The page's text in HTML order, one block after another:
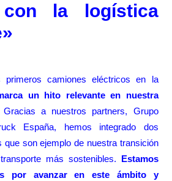
con la logística
primeros camiones eléctricos en la
un hito relevante en nuestra
Gracias a nuestros partners, Grupo
España, hemos integrado dos
que son ejemplo de nuestra transición
más sostenibles. Estamos
por avanzar en este ámbito y